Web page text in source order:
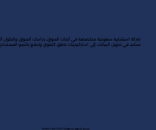
شركة استشارية سعودية متخصصة في أبحاث السوق، دراسات السوق، والحلول
نساعد في تحويل البيانات إلى استراتيجيات تحقق التفوق وتدفع بالنمو المستدام!
جميع الحقوق محفوظة لـ Steady Pace 2025